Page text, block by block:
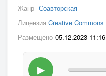
Жанр Соавторская
Лицензия Creative Commons
Размещено 05.12.2023 11:16
▶